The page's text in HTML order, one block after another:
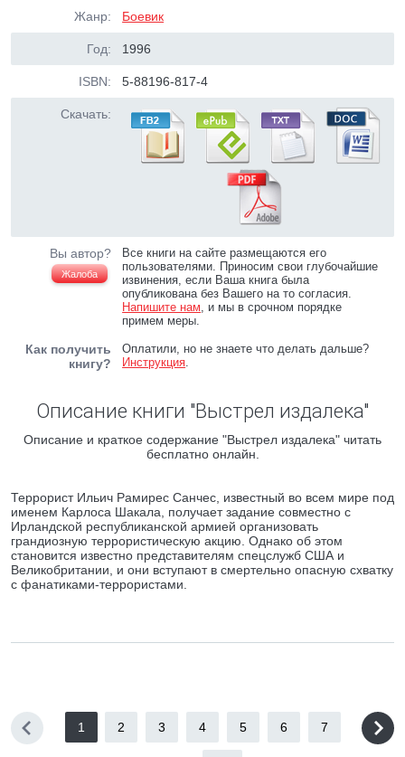
Жанр: Боевик
Год: 1996
ISBN: 5-88196-817-4
Скачать:
Вы автор?
Жалоба
Все книги на сайте размещаются его
пользователями. Приносим свои глубочайшие
извинения, если Ваша книга была
опубликована без Вашего на то согласия.
Напишите нам, и мы в срочном порядке
примем меры.
Как получить
книгу?
Оплатили, но не знаете что делать дальше?
Инструкция.
Описание книги "Выстрел издалека"
Описание и краткое содержание "Выстрел издалека" читать
бесплатно онлайн.
Террорист Ильич Рамирес Санчес, известный во всем мире под
именем Карлоса Шакала, получает задание совместно с
Ирландской республиканской армией организовать
грандиозную террористическую акцию. Однако об этом
становится известно представителям спецслужб США и
Великобритании, и они вступают в смертельно опасную схватку
с фанатиками-террористами.
1 2 3 4 5 6 7